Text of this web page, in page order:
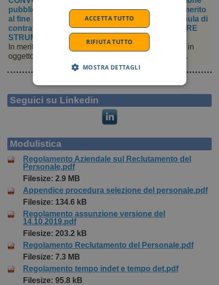
pubblica per la creazione di una Graduatoria di merito
al fine di individuare personale idoneo per la stipula di
contratti a tempo indeterminato quale INFERMIERE
STRUMENTISTA DI SALA OPERATORIA
In merito alla convocazione dell'avviso di selezione in
oggetto, SI COMUNICA CHE la prova SCRITTA …
Seguici su Linkedin
Modulistica
Regolamento Aziendale sul Reclutamento del
Personale.pdf
Filesize: 2.9 MB
Appendice procedura selezione del personale.pdf
Filesize: 134.6 kB
Regolamento assunzione versione del
14.10.2019.pdf
Filesize: 203.2 kB
Regolamento Reclutamento del Personale.pdf
Filesize: 7.3 MB
Regolamento tempo indet e tempo det.pdf
Filesize: 95.8 kB
ACCETTA TUTTO
RIFIUTA TUTTO
MOSTRA DETTAGLI